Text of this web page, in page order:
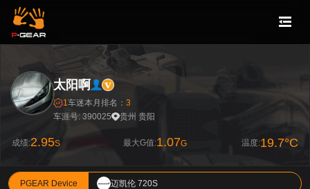
太阳啊
1车迷本月排名： 3
车涯号: 390025
贵州 贵阳
成绩:2.95S 最大G值:1.07G 温度:19.7°C
PGEAR Device 迈凯伦 720S